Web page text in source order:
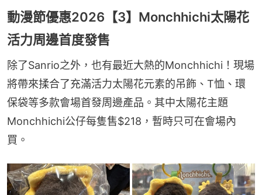
動漫節優惠2026【3】Monchhichi太陽花
活力周邊首度發售
除了Sanrio之外，也有最近大熱的Monchhichi！現場
將帶來揉合了充滿活力太陽花元素的吊飾、T恤、環
保袋等多款會場首發周邊產品。其中太陽花主題
Monchhichi公仔每隻售$218，暫時只可在會場內
買。